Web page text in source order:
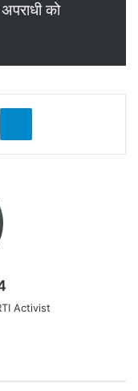
को
Telegram
Activist